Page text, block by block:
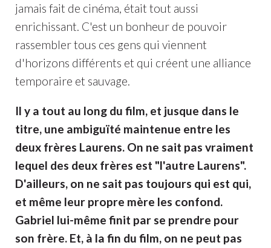
jamais fait de cinéma, était tout aussi
enrichissant. C'est un bonheur de pouvoir
rassembler tous ces gens qui viennent
d'horizons différents et qui créent une alliance
temporaire et sauvage.
Il y a tout au long du film, et jusque dans le
titre, une ambiguïté maintenue entre les
deux frères Laurens. On ne sait pas vraiment
lequel des deux frères est "l'autre Laurens".
D'ailleurs, on ne sait pas toujours qui est qui,
et même leur propre mère les confond.
Gabriel lui-même finit par se prendre pour
son frère. Et, à la fin du film, on ne peut pas